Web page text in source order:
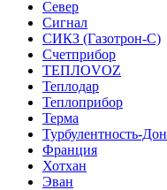
Север
Сигнал
СИКЗ (Газотрон-С)
Счетприбор
ТЕПЛОVOZ
Теплодар
Теплоприбор
Терма
Турбулентность-Дон
Франция
Хотхан
Эван